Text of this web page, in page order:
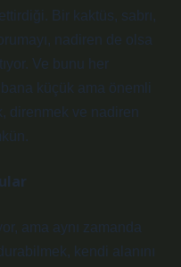
Bir kaktüs, sabrı,
nadiren de olsa
Ve bunu her
bana küçük ama önemli
direnmek ve nadiren
ama aynı zamanda
kendi alanını